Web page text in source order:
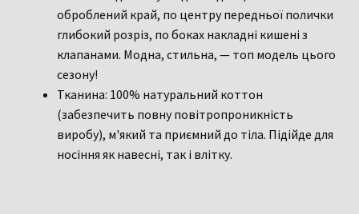
оброблений край, по центру передньої полички
глибокий розріз, по боках накладні кишені з
клапанами. Модна, стильна, — топ модель цього
сезону!
Тканина: 100% натуральний коттон
(забезпечить повну повітропроникність
виробу), м'який та приємний до тіла. Підійде для
носіння як навесні, так і влітку.